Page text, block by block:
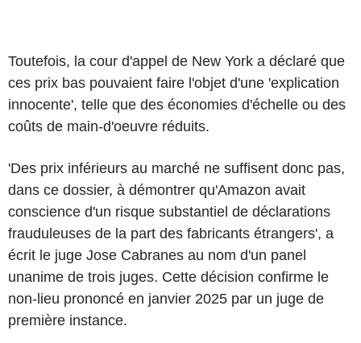
Toutefois, la cour d'appel de New York a déclaré que
ces prix bas pouvaient faire l'objet d'une 'explication
innocente', telle que des économies d'échelle ou des
coûts de main-d'oeuvre réduits.
'Des prix inférieurs au marché ne suffisent donc pas,
dans ce dossier, à démontrer qu'Amazon avait
conscience d'un risque substantiel de déclarations
frauduleuses de la part des fabricants étrangers', a
écrit le juge Jose Cabranes au nom d'un panel
unanime de trois juges. Cette décision confirme le
non-lieu prononcé en janvier 2025 par un juge de
première instance.